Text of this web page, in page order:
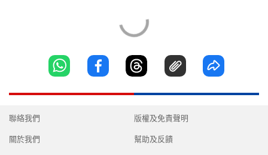
聯絡我們
關於我們
版權及免責聲明
幫助及反饋